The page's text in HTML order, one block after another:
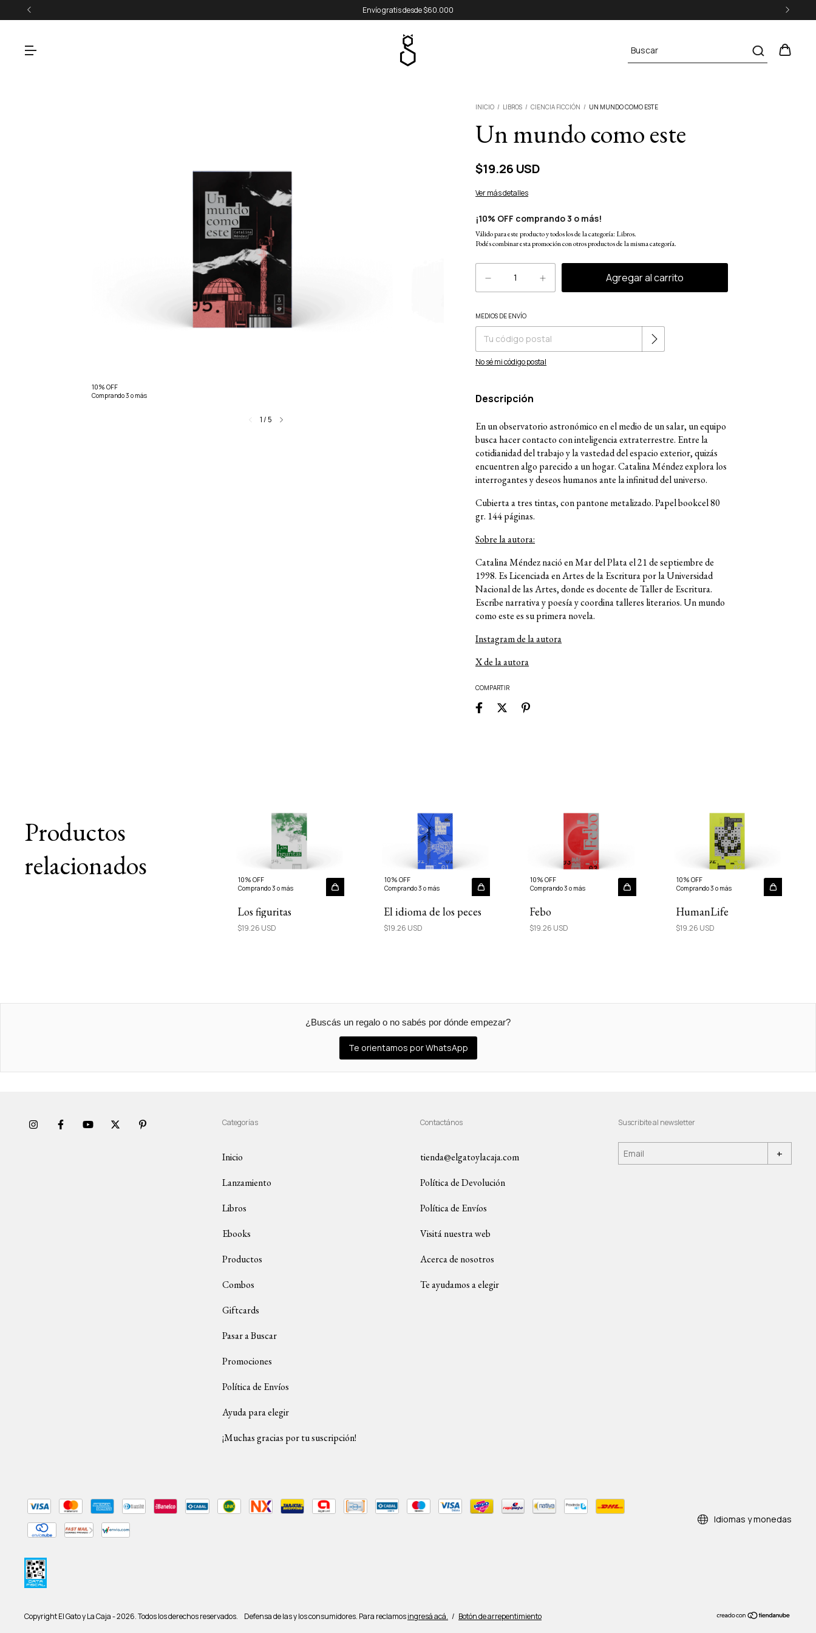
Envío gratis desde $60.000
10% OFF
Comprando 3 o más
1/ 5
INICIO / LIBROS / CIENCIA FICCIÓN / UN MUNDO COMO ESTE
Un mundo como este
$19.26 USD
Ver más detalles
¡10% OFF comprando 3 o más!
Válido para este producto y todos los de la categoría: Libros.
Podés combinar esta promoción con otros productos de la misma categoría.
Entregas para el CP:
MEDIOS DE ENVÍO
No sé mi código postal
Descripción
En un observatorio astronómico en el medio de un salar, un equipo
busca hacer contacto con inteligencia extraterrestre. Entre la
cotidianidad del trabajo y la vastedad del espacio exterior, quizás
encuentren algo parecido a un hogar. Catalina Méndez explora los
interrogantes y deseos humanos ante la infinitud del universo.
Cubierta a tres tintas, con pantone metalizado. Papel bookcel 80
gr. 144 páginas.
Sobre la autora:
Catalina Méndez nació en Mar del Plata el 21 de septiembre de
1998. Es Licenciada en Artes de la Escritura por la Universidad
Nacional de las Artes, donde es docente de Taller de Escritura.
Escribe narrativa y poesía y coordina talleres literarios. Un mundo
como este es su primera novela.
Instagram de la autora
X de la autora
COMPARTIR
Productos
relacionados
10% OFF
Comprando 3 o más
Los figuritas
$19.26 USD
10% OFF
Comprando 3 o más
El idioma de los peces
$19.26 USD
10% OFF
Comprando 3 o más
Febo
$19.26 USD
10% OFF
Comprando 3 o más
HumanLife
$19.26 USD
¿Buscás un regalo o no sabés por dónde empezar?
Te orientamos por WhatsApp
Categorías
Inicio
Lanzamiento
Libros
Ebooks
Productos
Combos
Giftcards
Pasar a Buscar
Promociones
Política de Envíos
Ayuda para elegir
¡Muchas gracias por tu suscripción!
Contactános
tienda@elgatoylacaja.com
Política de Devolución
Política de Envíos
Visitá nuestra web
Acerca de nosotros
Te ayudamos a elegir
Suscribite al newsletter
+
Idiomas y monedas
Copyright El Gato y La Caja - 2026. Todos los derechos reservados. Defensa de las y los consumidores. Para reclamosingresá acá. / Botón de arrepentimiento